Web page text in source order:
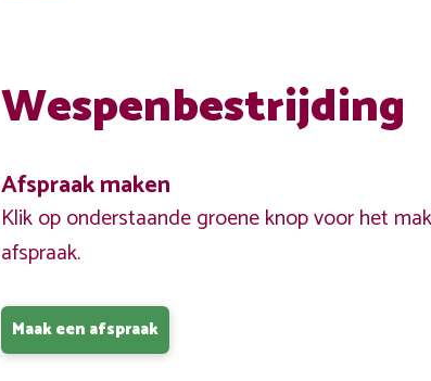
Wespenbestrijding
Afspraak maken
Klik op onderstaande groene knop voor het
afspraak.
Maak een afspraak